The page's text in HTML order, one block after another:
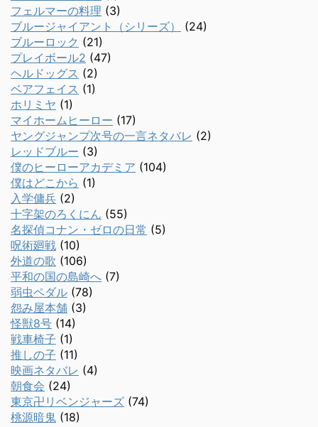
フェルマーの料理 (3)
ブルージャイアント（シリーズ）
(24)
ブルーロック (21)
プレイボール2 (47)
ヘルドッグス (2)
ベアフェイス (1)
ホリミヤ (1)
マイホームヒーロー (17)
ヤングジャンプ次号の一言ネタバレ (2)
レッドブルー (3)
僕のヒーローアカデミア (104)
僕はどこから (1)
入学傭兵 (2)
十字架のろくにん (55)
名探偵コナン・ゼロの日常 (5)
呪術廻戦 (10)
外道の歌 (106)
平和の国の島崎へ (7)
弱虫ペダル (78)
怨み屋本舗 (3)
怪獣8号 (14)
戦車椅子 (1)
推しの子 (11)
映画ネタバレ (4)
朝食会 (24)
東京卍リベンジャーズ (74)
桃源暗鬼 (18)